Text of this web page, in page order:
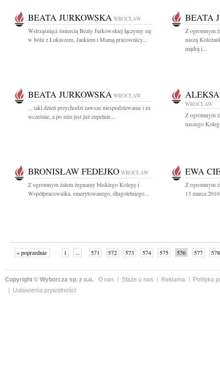
BEATA JURKOWSKA WROCŁAW
Wstrząśnięci śmiercią Beaty Jurkowskiej łączymy się
w bólu z Łukaszem, Jankiem i Mamą pracownicy...
BEATA
Z ogromnym
naszą
mądrą i...
BEATA JURKOWSKA WROCŁAW
... taki dzień przychodzi zawsze niespodziewanie i za
wcześnie, a po nim jest już zupełnie...
WROCŁAW
Z ogromnym
naszego
BRONISŁAW FEDEJKO WROCŁAW
Z ogromnym żalem żegnamy bliskiego Kolegę i
Współpracownika, emerytowanego, długoletniego...
EWA
Z ogromnym
13 marca
« poprzednie 1 ... 571 572 573 574 575 576 577
578
Copyright © Wyborcza sp. z o.o. O nas Staże u nas Reklama
Polityka
Ustawienia prywatności